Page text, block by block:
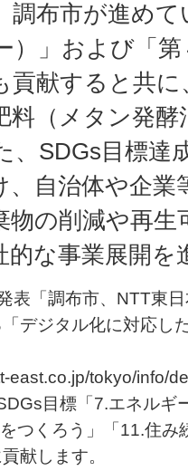
調布市が進め
）」および「
貢献すると共
料（メタン発
、SDGs目標達
、自治体や企
物の削減や再
的な事業展開
「調布市、NTT東
デジタル化に対応し
tokyo/info/
目標「7.エネルギ
つくろう」「11.住
献します。